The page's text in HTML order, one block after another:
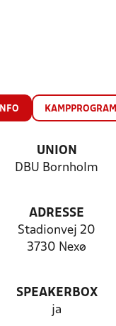
INFO KAMPPROGRAM
UNION
DBU Bornholm
ADRESSE
Stadionvej 20
3730 Nexø
SPEAKERBOX
ja